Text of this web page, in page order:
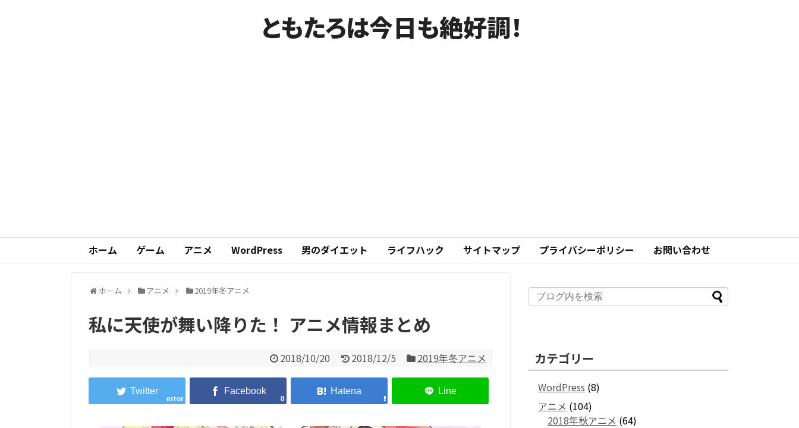
ともたろは今日も絶好調！
ホーム ゲーム アニメ WordPress 男のダイエット ライフハック サイトマップ プライバシーポリシー お問い合わせ
ホーム アニメ 2019年冬アニメ
私に天使が舞い降りた！ アニメ情報まとめ
2018/10/20 2018/12/5 2019年冬アニメ
error 0
カテゴリー
WordPress (8)
アニメ (104)
2018年秋アニメ (64)